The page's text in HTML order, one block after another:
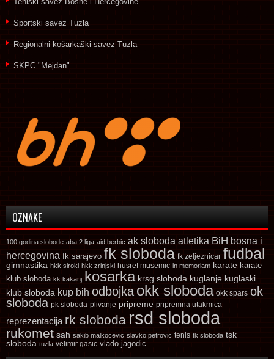
Sportski savez Tuzla
Regionalni košarkaški savez Tuzla
SKPC "Mejdan"
OZNAKE
100 godina slobode aba 2 liga aid berbic ak sloboda atletika BiH bosna i
hercegovina fk sarajevo fk sloboda fk zeljeznicar fudbal
gimnastika hkk siroki hkk zrinjski husref musemic in memoriam karate karate
klub sloboda kk kakanj kosarka krsg sloboda kuglanje kuglaski
klub sloboda kup bih odbojka okk sloboda okk spars ok
sloboda pk sloboda plivanje pripreme pripremna utakmica
reprezentacija rk sloboda rsd sloboda
rukomet sah sakib malkocevic slavko petrovic tenis tk sloboda tsk
sloboda tuzla velimir gasic vlado jagodic